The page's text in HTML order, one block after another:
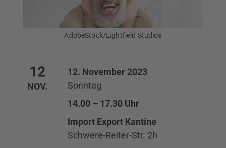
AdobeStock/Lightfield Studios
12
NOV.
12. November 2023
Sonntag
14.00 – 17.30 Uhr
Import Export Kantine
Schwere-Reiter-Str. 2h